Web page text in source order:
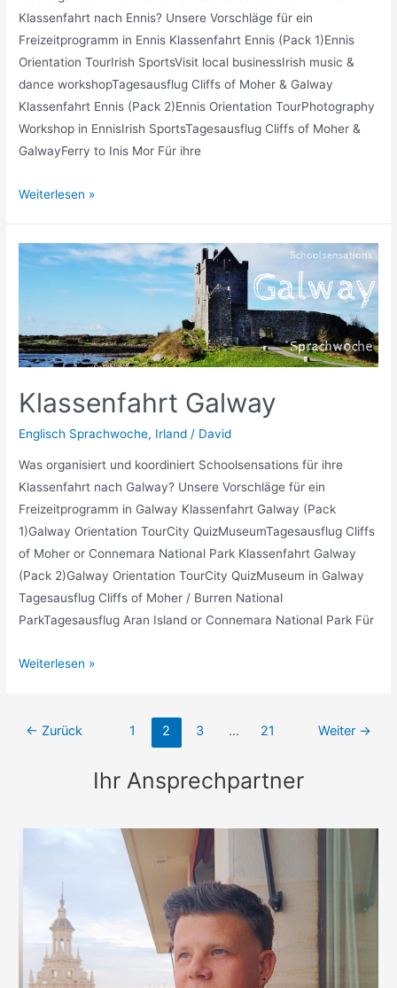
Klassenfahrt nach Ennis? Unsere Vorschläge für ein
Freizeitprogramm in Ennis Klassenfahrt Ennis (Pack 1)Ennis
Orientation TourIrish SportsVisit local businessIrish music &
dance workshopTagesausflug Cliffs of Moher & Galway
Klassenfahrt Ennis (Pack 2)Ennis Orientation TourPhotography
Workshop in EnnisIrish SportsTagesausflug Cliffs of Moher &
GalwayFerry to Inis Mor Für ihre
Klassenfahrt
Weiterlesen »
Klassenfahrt Galway
Englisch Sprachwoche, Irland / David
Was organisiert und koordiniert Schoolsensations für ihre
Klassenfahrt nach Galway? Unsere Vorschläge für ein
Freizeitprogramm in Galway Klassenfahrt Galway (Pack
1)Galway Orientation TourCity QuizMuseumTagesausflug Cliffs
of Moher or Connemara National Park Klassenfahrt Galway
(Pack 2)Galway Orientation TourCity QuizMuseum in Galway
Tagesausflug Cliffs of Moher / Burren National
ParkTagesausflug Aran Island or Connemara National Park Für
Klassenfahrt
Weiterlesen »
← Zurück 1 2 3 … 21 Weiter →
Ihr Ansprechpartner